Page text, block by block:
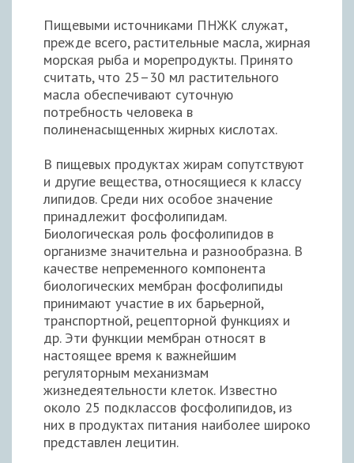
Пищевыми источниками ПНЖК служат,
прежде всего, растительные масла, жирная
морская рыба и морепродукты. Принято
считать, что 25–30 мл растительного
масла обеспечивают суточную
потребность человека в
полиненасыщенных жирных кислотах.
В пищевых продуктах жирам сопутствуют
и другие вещества, относящиеся к классу
липидов. Среди них особое значение
принадлежит фосфолипидам.
Биологическая роль фосфолипидов в
организме значительна и разнообразна. В
качестве непременного компонента
биологических мембран фосфолипиды
принимают участие в их барьерной,
транспортной, рецепторной функциях и
др. Эти функции мембран относят в
настоящее время к важнейшим
регуляторным механизмам
жизнедеятельности клеток. Известно
около 25 подклассов фосфолипидов, из
них в продуктах питания наиболее широко
представлен лецитин.